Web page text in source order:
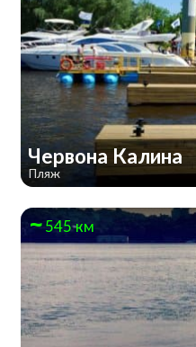
Червона Калина
Пляж
545 км